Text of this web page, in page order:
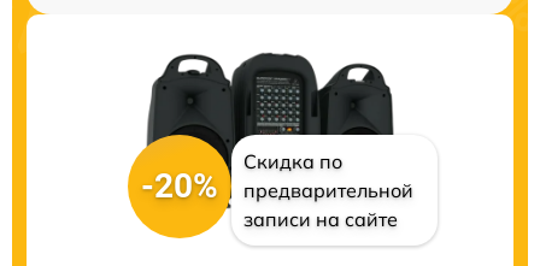
-20%
Скидка по
предварительной
записи на сайте